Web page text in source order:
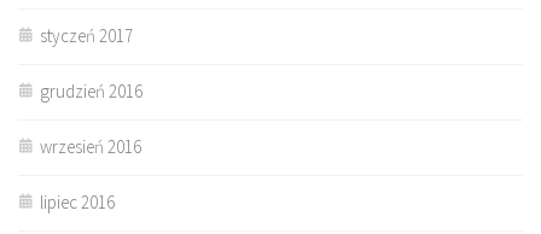
styczeń 2017
grudzień 2016
wrzesień 2016
lipiec 2016